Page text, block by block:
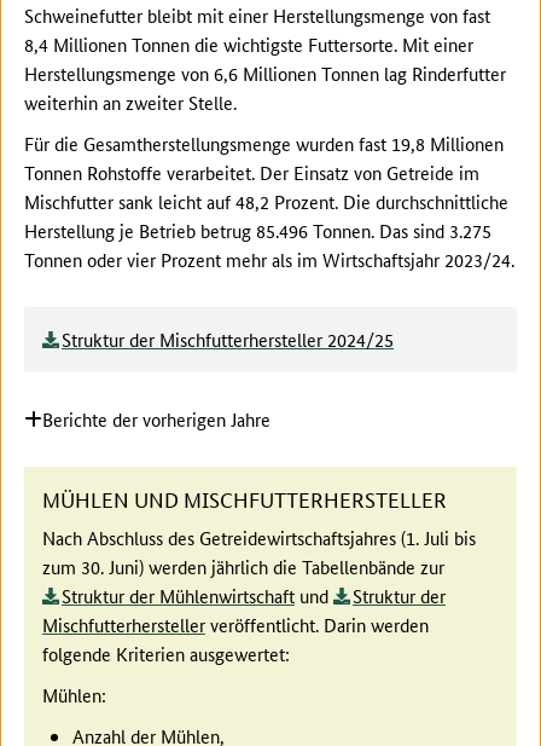
Schweinefutter bleibt mit einer Herstellungsmenge von fast
8,4 Millionen Tonnen die wichtigste Futtersorte. Mit einer
Herstellungsmenge von 6,6 Millionen Tonnen lag Rinderfutter
weiterhin an zweiter Stelle.
Für die Gesamtherstellungsmenge wurden fast 19,8 Millionen
Tonnen Rohstoffe verarbeitet. Der Einsatz von Getreide im
Mischfutter sank leicht auf 48,2 Prozent. Die durchschnittliche
Herstellung je Betrieb betrug 85.496 Tonnen. Das sind 3.275
Tonnen oder vier Prozent mehr als im Wirtschaftsjahr 2023/24.
Struktur der Mischfutterhersteller 2024/25
Berichte der vorherigen Jahre
MÜHLEN UND MISCHFUTTERHERSTELLER
Nach Abschluss des Getreidewirtschaftsjahres (1. Juli bis
zum 30. Juni) werden jährlich die Tabellenbände zur
Struktur der Mühlenwirtschaft und
Struktur der
Mischfutterherstellerveröffentlicht. Darin werden
folgende Kriterien ausgewertet:
Mühlen:
Anzahl der Mühlen,